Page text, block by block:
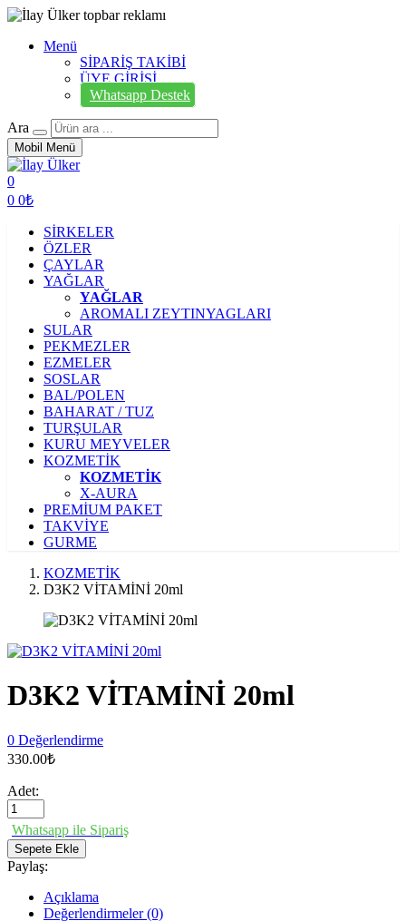
Menü
SİPARİŞ TAKİBİ
ÜYE GİRİŞİ
Whatsapp Destek
Ara
Mobil Menü
0
0 0₺
SİRKELER
ÖZLER
ÇAYLAR
YAĞLAR
YAĞLAR
AROMALI ZEYTINYAGLARI
SULAR
PEKMEZLER
EZMELER
SOSLAR
BAL/POLEN
BAHARAT / TUZ
TURŞULAR
KURU MEYVELER
KOZMETİK
KOZMETİK
X-AURA
PREMİUM PAKET
TAKVİYE
GURME
KOZMETİK
D3K2 VİTAMİNİ 20ml
D3K2 VİTAMİNİ 20ml
0 Değerlendirme
330.00₺
Adet:
Whatsapp ile Sipariş
Sepete Ekle
Paylaş:
Açıklama
Değerlendirmeler (0)